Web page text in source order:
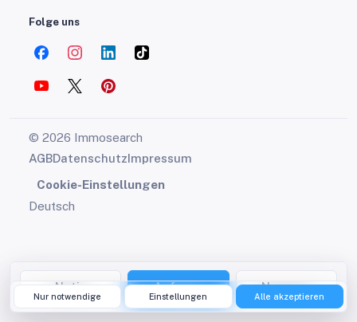
Notiz Anfrage Nummer
Folge uns
© 2026 Immosearch
AGBDatenschutzImpressum
Cookie-Einstellungen
Deutsch
Nur notwendige Einstellungen Alle akzeptieren